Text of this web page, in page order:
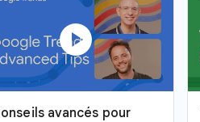
play_circle
avancés pour